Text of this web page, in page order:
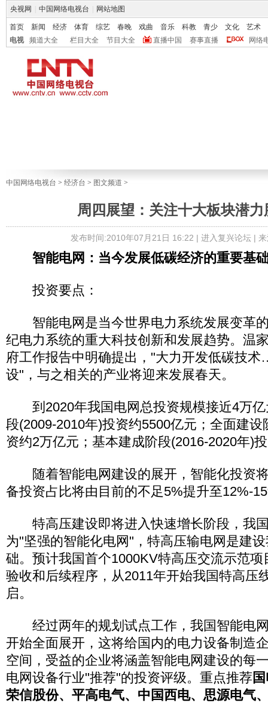
央视网 中国网络电视台 网站地图
首页 新闻 经济 体育 综艺 春晚 戏曲 音乐 科教 青少 文化
艺术
电视
频道大全 栏目大全 节目大全 直播中国 赛事直播 网络
中国网络电视台 > 经济台 > 图文频道 >
周四展望：关注十大板块潜力
发布时间:2010年07月21日 16:22 | 进入复兴论坛| 来
智能电网：当今发展低碳经济的重要基
投资要点：
智能电网是当今世界电力系统发展变革
纪电力系统的重大科技创新和发展趋势。温
府工作报告中明确提出，"大力开发低碳技
设"，与之相关的产业将迎来发展春天。
到2020年我国电网总投资规模接近4万亿
段(2009-2010年)投资约5500亿元；全面建设
资约2万亿元；基本建成阶段(2016-2020年)
随着智能电网建设的展开，智能化投资
备投资占比将由目前的不足5%提升至12%-
特高压建设即将进入快速增长阶段，我
为"坚强的智能化电网"，特高压输电网是建
础。预计我国首个1000KV特高压交流示范
验收和后续程序，从2011年开始我国特高压
启。
经过两年的规划试点工作，我国智能电
开始全面展开，这将给国内的电力设备制造
空间，受益的企业将涵盖智能电网建设的每
电网设备行业"推荐"的投资评级。重点推荐
荣信股份、平高电气、中国西电、思源电气